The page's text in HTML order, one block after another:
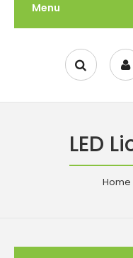
Menu
LED
Home